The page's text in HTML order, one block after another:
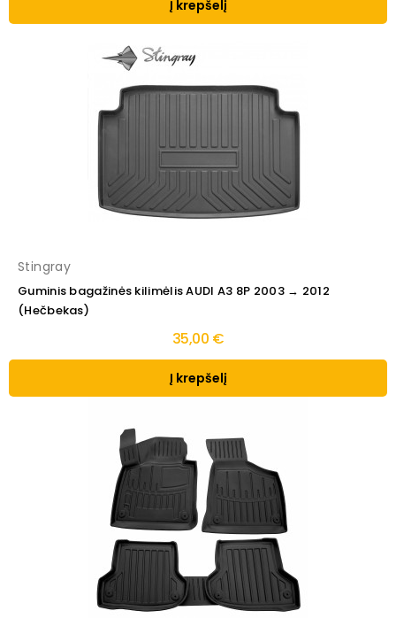
Į krepšelį
Stingray
Guminis bagažinės kilimėlis AUDI A3 8P 2003 → 2012
(Hečbekas)
35,00 €
Į krepšelį